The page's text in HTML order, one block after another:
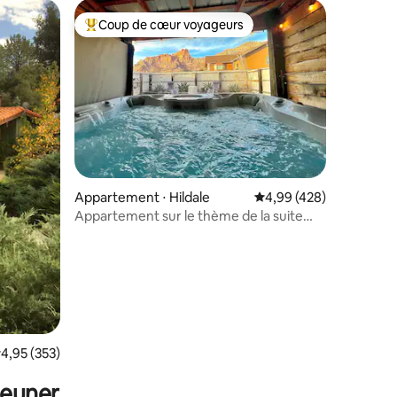
: 4,89 sur 5
moyenne sur la base de 353 commentaires : 4,95 sur 5
4,95 (353)
Coups de cœur voyageurs les plus appréciés
Coup de cœur voyageurs
Appartement ⋅ Hildale Évaluation moyenne
4,99 (428)
Appartement sur le thème de la suite